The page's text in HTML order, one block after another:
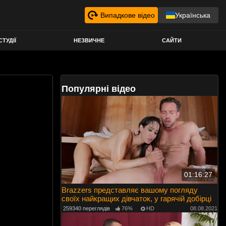
Випадкове відео Українська
НЕЗВИЧНЕ САЙТИ
Популярні відео
01:16:27
Brazzers представляє вашому погляду
своїх найкращих дівчаток, у гарячій добірці
259340 переглядів 76% HD 08.08.2021